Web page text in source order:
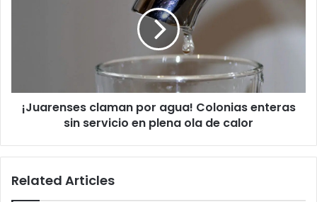
en
plena
¡Juarenses claman por agua! Colonias enteras
sin servicio en plena ola de calor
Related Articles